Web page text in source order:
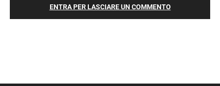
ENTRA PER LASCIARE UN COMMENTO